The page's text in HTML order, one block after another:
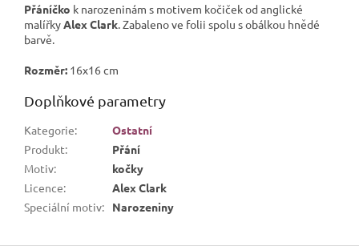
Přáníčko k narozeninám s motivem kočiček od anglické
malířkyAlex Clark. Zabaleno ve folii spolu s obálkou hnědé
barvě.
Rozměr: 16x16 cm
Doplňkové parametry
Kategorie:
Ostatní
Produkt:
Přání
Motiv:
kočky
Licence:
Alex Clark
Speciální motiv: Narozeniny